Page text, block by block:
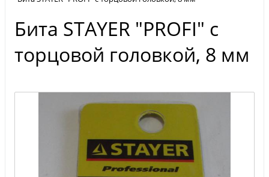
Бита STAYER "PROFI" с
торцовой головкой, 8 мм